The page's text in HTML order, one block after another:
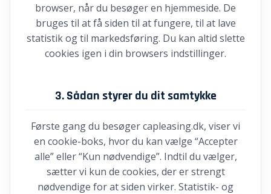
browser, når du besøger en hjemmeside. De
bruges til at få siden til at fungere, til at lave
statistik og til markedsføring. Du kan altid slette
cookies igen i din browsers indstillinger.
3. Sådan styrer du dit samtykke
Første gang du besøger capleasing.dk, viser vi
en cookie-boks, hvor du kan vælge “Accepter
alle” eller “Kun nødvendige”. Indtil du vælger,
sætter vi kun de cookies, der er strengt
nødvendige for at siden virker. Statistik- og